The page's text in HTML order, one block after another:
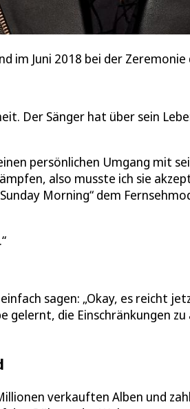
Juni 2018 bei der Zeremonie
Der Sänger hat über sein
persönlichen Umgang mit
also musste ich sie
Morning“ dem
sagen: „Okay, es reicht
gelernt, die Einschränkungen
verkauften Alben und